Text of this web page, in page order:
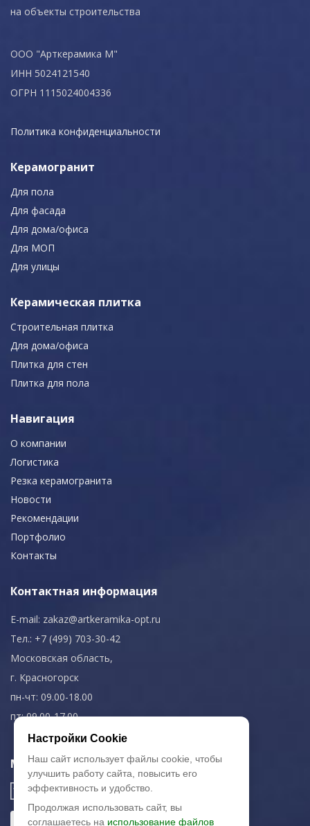
на объекты строительства
ООО "Арткерамика М"
ИНН 5024121540
ОГРН 1115024004336
Политика конфиденциальности
Керамогранит
Для пола
Для фасада
Для дома/офиса
Для МОП
Для улицы
Керамическая плитка
Строительная плитка
Для дома/офиса
Плитка для стен
Плитка для пола
Навигация
О компании
Логистика
Резка керамогранита
Новости
Рекомендации
Портфолио
Контакты
Контактная информация
E-mail: zakaz@artkeramika-opt.ru
Тел.: +7 (499) 703-30-42
Московская область,
г. Красногорск
пн-чт: 09.00-18.00
пт: 09.00-17.00
Мы в соц. сетях
Настройки Cookie
Наш сайт использует файлы cookie, чтобы
улучшить работу сайта, повысить его
эффективность и удобство.
Продолжая использовать сайт, вы
соглашаетесь на использование файлов